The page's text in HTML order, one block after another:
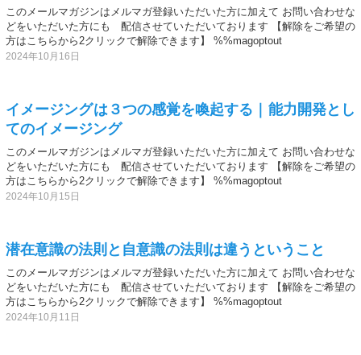
このメールマガジンはメルマガ登録いただいた方に加えて お問い合わせな
どをいただいた方にも 配信させていただいております 【解除をご希望の
方はこちらから2クリックで解除できます】 %%magoptout
2024年10月16日
イメージングは３つの感覚を喚起する｜能力開発とし
てのイメージング
このメールマガジンはメルマガ登録いただいた方に加えて お問い合わせな
どをいただいた方にも 配信させていただいております 【解除をご希望の
方はこちらから2クリックで解除できます】 %%magoptout
2024年10月15日
潜在意識の法則と自意識の法則は違うということ
このメールマガジンはメルマガ登録いただいた方に加えて お問い合わせな
どをいただいた方にも 配信させていただいております 【解除をご希望の
方はこちらから2クリックで解除できます】 %%magoptout
2024年10月11日